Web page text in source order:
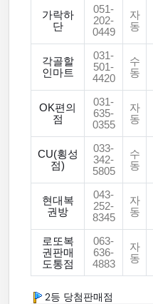
가락하
단
051-
202-
0449
자
동
각골할
인마트
031-
501-
4420
수
동
OK편의
점
031-
635-
0355
자
동
CU(횡성
점)
033-
342-
5805
수
동
현대복
권방
043-
252-
8345
자
동
로또복
권판매
도통점
063-
636-
4883
자
동
2등 당첨판매점